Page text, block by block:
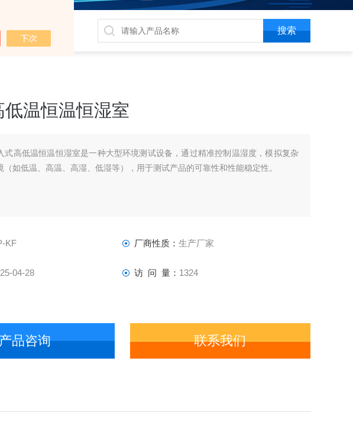
试验机、纸带耐磨擦试验机、工业烘烤箱
低温恒温恒湿室
式高低温恒温恒湿室是一种大型环境测试设备，通过精准控制温湿度，模拟复杂
（如低温、高温、高湿、低湿等），用于测试产品的可靠性和性能稳定性。
KF 厂商性质： 生产厂家
04-28 访 问 量： 1324
品咨询 联系我们